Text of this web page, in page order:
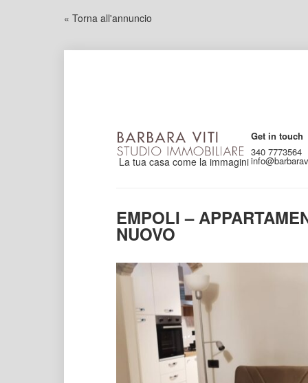
« Torna all'annuncio
La tua casa come la immagini
Get in touch
340 7773564
EMPOLI –
NUOVO